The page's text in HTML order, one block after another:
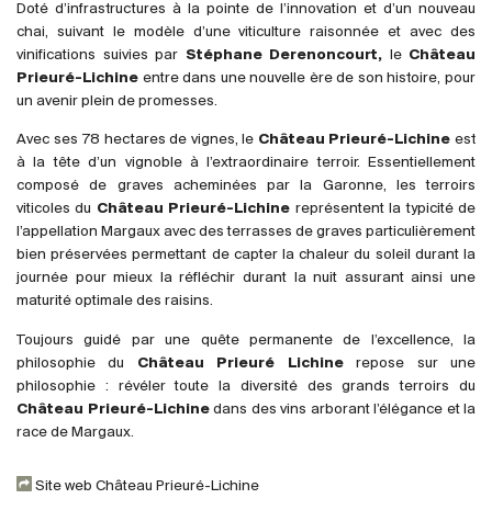
Primeurs
Promotions
Coffrets
Checkout
Vins Bio
Vins Demeter
Vins Natures
Doté d’infrastructures à la pointe de l’innovation et d’un nouveau
chai, suivant le modèle d’une viticulture raisonnée et avec des
vinifications suivies par Stéphane Derenoncourt, le Château
Prieuré-Lichine entre dans une nouvelle ère de son histoire, pour
un avenir plein de promesses.
Avec ses 78 hectares de vignes, le Château Prieuré-Lichineest
à la tête d’un vignoble à l’extraordinaire terroir. Essentiellement
composé de graves acheminées par la Garonne, les terroirs
viticoles du Château Prieuré-Lichine représentent la typicité de
l’appellation Margaux avec des terrasses de graves particulièrement
bien préservées permettant de capter la chaleur du soleil durant la
journée pour mieux la réfléchir durant la nuit assurant ainsi une
maturité optimale des raisins.
Toujours guidé par une quête permanente de l’excellence, la
philosophie du Château Prieuré Lichinerepose sur une
philosophie : révéler toute la diversité des grands terroirs du
Château Prieuré-Lichine dans des vins arborant l’élégance et la
race de Margaux.
Site web Château Prieuré-Lichine